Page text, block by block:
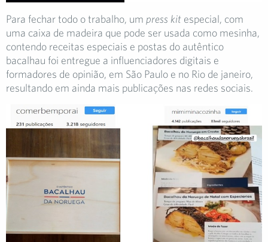
Para fechar todo o trabalho, um press kit especial, com
uma caixa de madeira que pode ser usada como mesinha,
contendo receitas especiais e postas do autêntico
bacalhau foi entregue a influenciadores digitais e
formadores de opinião, em São Paulo e no Rio de janeiro,
resultando em ainda mais publicações nas redes sociais.